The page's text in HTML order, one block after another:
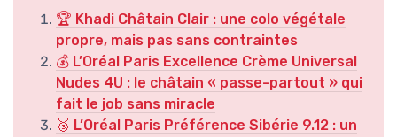
🏆 Khadi Châtain Clair : une colo végétale
propre, mais pas sans contraintes
💰 L’Oréal Paris Excellence Crème Universal
Nudes 4U : le châtain « passe-partout » qui
fait le job sans miracle
🥉 L’Oréal Paris Préférence Sibérie 9.12 : un